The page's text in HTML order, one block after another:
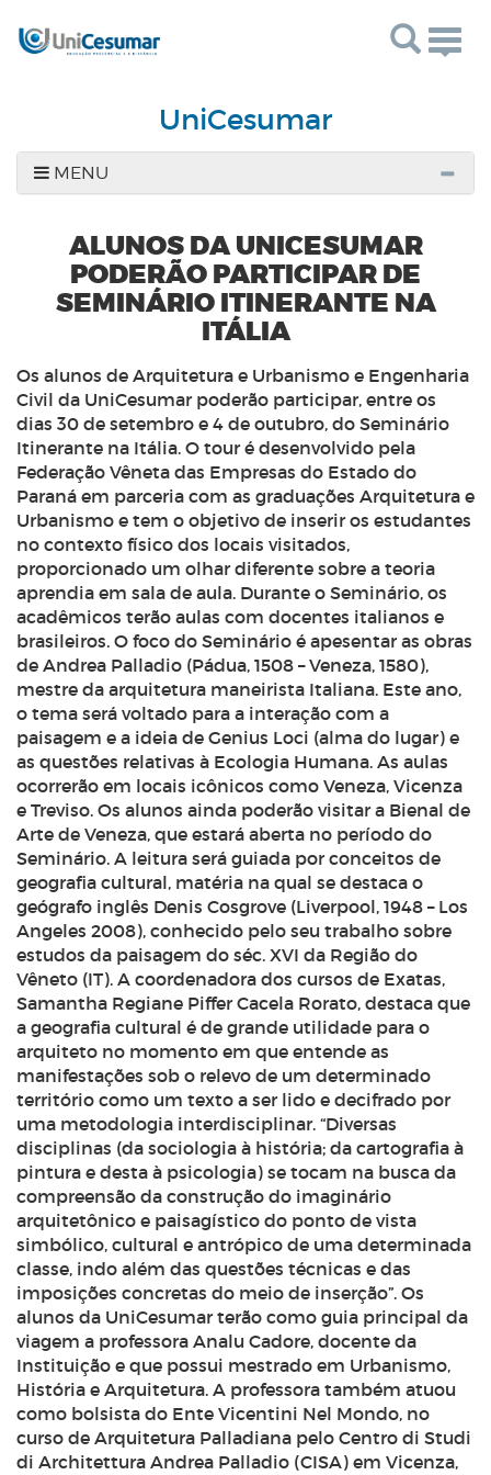
UniCesumar
MENU
ALUNOS DA UNICESUMAR
PODERÃO PARTICIPAR DE
SEMINÁRIO ITINERANTE NA
ITÁLIA
Os alunos de Arquitetura e Urbanismo e Engenharia
Civil da UniCesumar poderão participar, entre os
dias 30 de setembro e 4 de outubro, do Seminário
Itinerante na Itália. O tour é desenvolvido pela
Federação Vêneta das Empresas do Estado do
Paraná em parceria com as graduações Arquitetura e
Urbanismo e tem o objetivo de inserir os estudantes
no contexto físico dos locais visitados,
proporcionado um olhar diferente sobre a teoria
aprendia em sala de aula. Durante o Seminário, os
acadêmicos terão aulas com docentes italianos e
brasileiros. O foco do Seminário é apesentar as obras
de Andrea Palladio (Pádua, 1508 – Veneza, 1580),
mestre da arquitetura maneirista Italiana. Este ano,
o tema será voltado para a interação com a
paisagem e a ideia de Genius Loci (alma do lugar) e
as questões relativas à Ecologia Humana. As aulas
ocorrerão em locais icônicos como Veneza, Vicenza
e Treviso. Os alunos ainda poderão visitar a Bienal de
Arte de Veneza, que estará aberta no período do
Seminário. A leitura será guiada por conceitos de
geografia cultural, matéria na qual se destaca o
geógrafo inglês Denis Cosgrove (Liverpool, 1948 – Los
Angeles 2008), conhecido pelo seu trabalho sobre
estudos da paisagem do séc. XVI da Região do
Vêneto (IT). A coordenadora dos cursos de Exatas,
Samantha Regiane Piffer Cacela Rorato, destaca que
a geografia cultural é de grande utilidade para o
arquiteto no momento em que entende as
manifestações sob o relevo de um determinado
território como um texto a ser lido e decifrado por
uma metodologia interdisciplinar. “Diversas
disciplinas (da sociologia à história; da cartografia à
pintura e desta à psicologia) se tocam na busca da
compreensão da construção do imaginário
arquitetônico e paisagístico do ponto de vista
simbólico, cultural e antrópico de uma determinada
classe, indo além das questões técnicas e das
imposições concretas do meio de inserção”. Os
alunos da UniCesumar terão como guia principal da
viagem a professora Analu Cadore, docente da
Instituição e que possui mestrado em Urbanismo,
História e Arquitetura. A professora também atuou
como bolsista do Ente Vicentini Nel Mondo, no
curso de Arquitetura Palladiana pelo Centro di Studi
di Architettura Andrea Palladio (CISA) em Vicenza,